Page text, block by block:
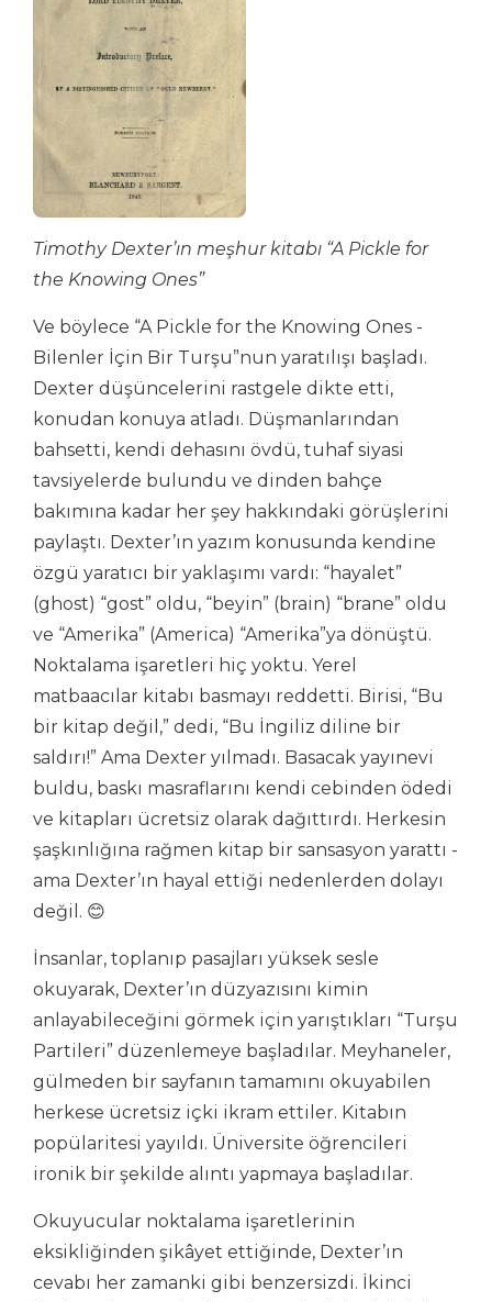
Timothy Dexter’ın meşhur kitabı “A Pickle for
the Knowing Ones”
Ve böylece “A Pickle for the Knowing Ones -
Bilenler İçin Bir Turşu”nun yaratılışı başladı.
Dexter düşüncelerini rastgele dikte etti,
konudan konuya atladı. Düşmanlarından
bahsetti, kendi dehasını övdü, tuhaf siyasi
tavsiyelerde bulundu ve dinden bahçe
bakımına kadar her şey hakkındaki görüşlerini
paylaştı. Dexter’ın yazım konusunda kendine
özgü yaratıcı bir yaklaşımı vardı: “hayalet”
(ghost) “gost” oldu, “beyin” (brain) “brane” oldu
ve “Amerika” (America) “Amerika”ya dönüştü.
Noktalama işaretleri hiç yoktu. Yerel
matbaacılar kitabı basmayı reddetti. Birisi, “Bu
bir kitap değil,” dedi, “Bu İngiliz diline bir
saldırı!” Ama Dexter yılmadı. Basacak yayınevi
buldu, baskı masraflarını kendi cebinden ödedi
ve kitapları ücretsiz olarak dağıttırdı. Herkesin
şaşkınlığına rağmen kitap bir sansasyon yarattı -
ama Dexter’ın hayal ettiği nedenlerden dolayı
değil. 😊
İnsanlar, toplanıp pasajları yüksek sesle
okuyarak, Dexter’ın düzyazısını kimin
anlayabileceğini görmek için yarıştıkları “Turşu
Partileri” düzenlemeye başladılar. Meyhaneler,
gülmeden bir sayfanın tamamını okuyabilen
herkese ücretsiz içki ikram ettiler. Kitabın
popülaritesi yayıldı. Üniversite öğrencileri
ironik bir şekilde alıntı yapmaya başladılar.
Okuyucular noktalama işaretlerinin
eksikliğinden şikâyet ettiğinde, Dexter’ın
cevabı her zamanki gibi benzersizdi. İkinci